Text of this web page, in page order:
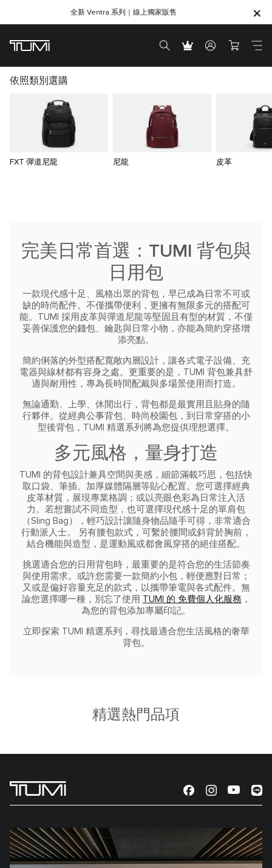
SHOP GIFTS
SHOP GIFTS
全新 Ventra 系列｜線上獨家販售
依照類別選購
FXT 彈道尼龍 尼龍 皮革
完美日常首選：TUMI 背包與
日用包
一款現代感十足、風格出眾的背包，早已成為日常不可或
缺的時尚配件。不僅攜帶便利，更擁有無限多元的搭配可
能。TUMI 採用皮革與彈道尼龍等堅固且有型的材質，不僅
妥善保護您的錢包、鑰匙與日常小物，亦能為簡約穿搭增
添亮點。
簡約俐落的外型搭配寬敞內層設計，讓各式電子設備、充
電器與線材都有容身之處。更重要的是，TUMI 背包兼具舒
適與耐用性，專為長時間配戴與多場景使用而打造。
無論通勤、上學、休閒出行，背包都是最實用且貼身的隨
行夥伴。從經典公事背包、時尚校園包，到日常穿搭的小
型後背包，TUMI 精選系列將為您提供理想選擇。
多元風格，量身打造
TUMI 的背包設計兼具空間與美感，細節滿載巧思，包括快
取口袋、筆插、加厚媒體隔層等貼心配置。您可選擇經典
皮革材質，展現專業格調；或以亮眼色彩為日常注入活
力。若想嘗試不同造型，也可選擇現代感十足的單肩包
（Sling Bag），輕巧設計讓隨身物品隨手可得，非常適合
行動派人士。
另有腰包款式，可繫於腰間或斜背於胸前，
結合機能與造型，是運動風或都會風穿搭的絕佳搭配。
挑選適合您的日用背包時，最重要的是符合您的生活節奏
與使用需求。或許您需要一款簡約小包，輕便應對日常；
又或是偏好容量充足的款式，以攜帶筆電與各式配件。無
論您選擇哪一種，別忘了使用 TUMI 的 免費個人化服務 ，
為您的背包添加專屬印記。
立即探索 TUMI 精選系列，尋找最適合您生活風格的奢華
背包。
精選熱門品項